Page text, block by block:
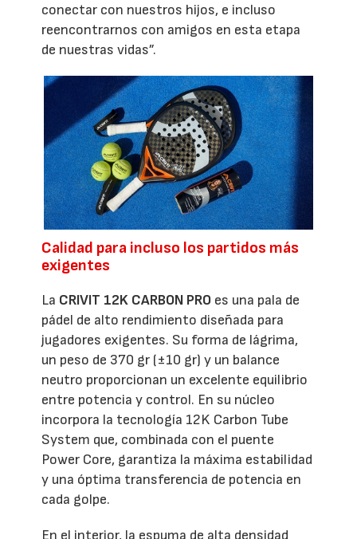
conectar con nuestros hijos, e incluso
reencontrarnos con amigos en esta etapa
de nuestras vidas”.
Calidad para incluso los partidos más
exigentes
La CRIVIT 12K CARBON PRO es una pala de
pádel de alto rendimiento diseñada para
jugadores exigentes. Su forma de lágrima,
un peso de 370 gr (±10 gr) y un balance
neutro proporcionan un excelente equilibrio
entre potencia y control. En su núcleo
incorpora la tecnología 12K Carbon Tube
System que, combinada con el puente
Power Core, garantiza la máxima estabilidad
y una óptima transferencia de potencia en
cada golpe.
En el interior, la espuma de alta densidad